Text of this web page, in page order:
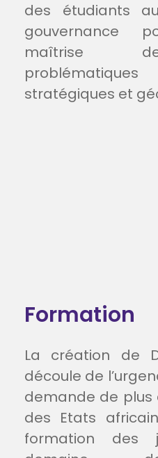
des étudiants
gouvernance
maîtrise
stratégiques et
Formation
La création de
découle de
demande de plus
des Etats
formation des